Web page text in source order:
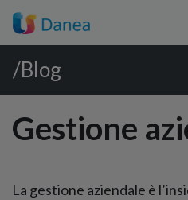
/Blog
Gestione
La gestione aziendale è